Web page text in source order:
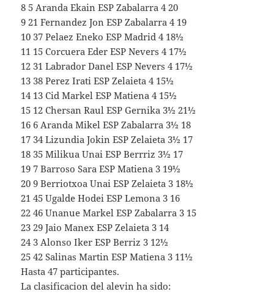
8 5 Aranda Ekain ESP Zabalarra 4 20
9 21 Fernandez Jon ESP Zabalarra 4 19
10 37 Pelaez Eneko ESP Madrid 4 18½
11 15 Corcuera Eder ESP Nevers 4 17½
12 31 Labrador Danel ESP Nevers 4 17½
13 38 Perez Irati ESP Zelaieta 4 15½
14 13 Cid Markel ESP Matiena 4 15½
15 12 Chersan Raul ESP Gernika 3½ 21½
16 6 Aranda Mikel ESP Zabalarra 3½ 18
17 34 Lizundia Jokin ESP Zelaieta 3½ 17
18 35 Milikua Unai ESP Berrriz 3½ 17
19 7 Barroso Sara ESP Matiena 3 19½
20 9 Berriotxoa Unai ESP Zelaieta 3 18½
21 45 Ugalde Hodei ESP Lemona 3 16
22 46 Unanue Markel ESP Zabalarra 3 15
23 29 Jaio Manex ESP Zelaieta 3 14
24 3 Alonso Iker ESP Berriz 3 12½
25 42 Salinas Martin ESP Matiena 3 11½
Hasta 47 participantes.
La clasificacion del alevin ha sido: